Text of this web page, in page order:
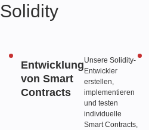
Solidity
Entwicklung
von Smart
Contracts
Unsere Solidity-
Entwickler
erstellen,
implementieren
und testen
individuelle
Smart Contracts,